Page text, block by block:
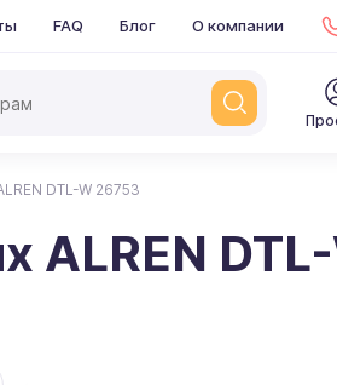
FAQ Блог О компании
DTL-W 26753
ALREN